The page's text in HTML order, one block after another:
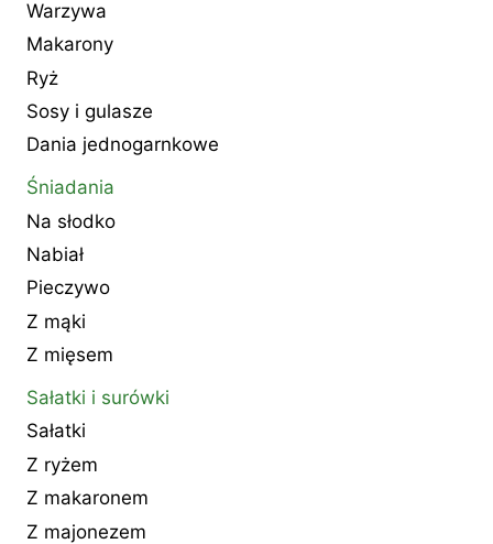
Warzywa
Makarony
Ryż
Sosy i gulasze
Dania jednogarnkowe
Śniadania
Na słodko
Nabiał
Pieczywo
Z mąki
Z mięsem
Sałatki i surówki
Sałatki
Z ryżem
Z makaronem
Z majonezem